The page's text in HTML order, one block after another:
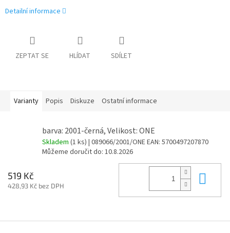
Detailní informace
ZEPTAT SE HLÍDAT SDÍLET
Varianty Popis Diskuze Ostatní informace
barva: 2001-černá, Velikost: ONE
Skladem (1 ks) | 089066/2001/ONEEAN: 5700497207870
Můžeme doručit do: 10.8.2026
519 Kč
428,93 Kč bez DPH